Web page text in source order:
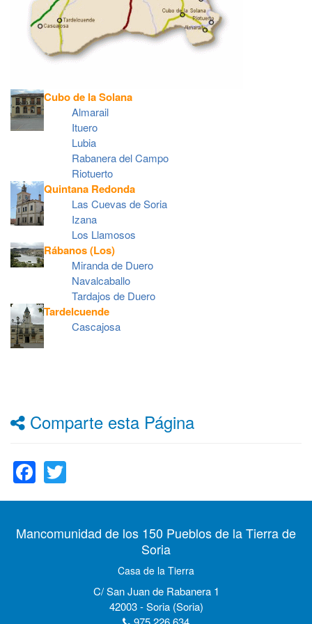
Cubo de la Solana
Almarail
Ituero
Lubia
Rabanera del Campo
Riotuerto
Quintana Redonda
Las Cuevas de Soria
Izana
Los Llamosos
Rábanos (Los)
Miranda de Duero
Navalcaballo
Tardajos de Duero
Tardelcuende
Cascajosa
Comparte esta Página
Facebook
Mancomunidad de los 150 Pueblos de la Tierra de
Soria
Casa de la Tierra
C/ San Juan de Rabanera 1
42003 - Soria (Soria)